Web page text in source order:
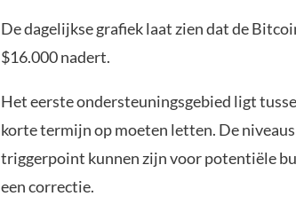
De dagelijkse grafiek laat zien dat de
$16.000 nadert.
Het eerste ondersteuningsgebied ligt
korte termijn op moeten letten. De
triggerpoint kunnen zijn voor potentiële
een correctie.